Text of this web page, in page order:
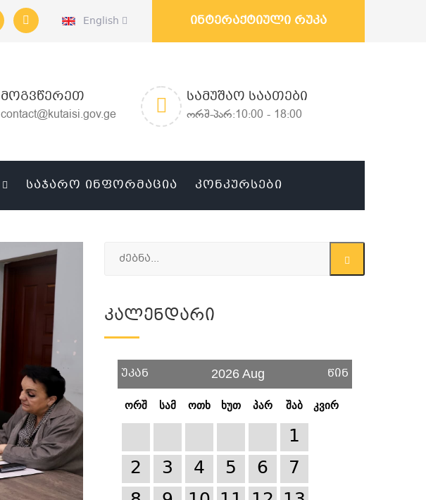
English ინტერაქტიული რუკა
ᲛᲝᲒᲕᲬᲔᲠᲔᲗ
contact@kutaisi.gov.ge
ᲡᲐᲛᲣᲨᲐᲝ ᲡᲐᲐᲗᲔᲑᲘ
ორშ-პარ:10:00 - 18:00
ᲡᲐᲯᲐᲠᲝ ᲘᲜᲤᲝᲠᲛᲐᲪᲘᲐ ᲙᲝᲜᲙᲣᲠᲡᲔᲑᲘ
Კალენდარი
უკან 2026 Aug წინ
ორშ სამ ოთხ ხუთ პარ შაბ კვირ
1
2
3 4 5 6
7